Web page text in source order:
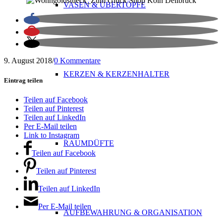
VASEN & ÜBERTÖPFE
KERZEN & KERZENHALTER
RAUMDÜFTE
AUFBEWAHRUNG & ORGANISATION
9. August 2018/0 Kommentare
Eintrag teilen
Teilen auf Facebook
Teilen auf Pinterest
Teilen auf LinkedIn
Per E-Mail teilen
Link to Instagram
Teilen auf Facebook
Teilen auf Pinterest
Teilen auf LinkedIn
Per E-Mail teilen